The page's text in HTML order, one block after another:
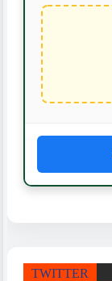
TWITTER